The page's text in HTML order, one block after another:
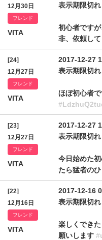
12月30日
フレンド
VITA
表示期限切れ
初心者です
非、依頼して
[24]
12月27日
フレンド
VITA
2017-12-27
表示期限切れ
ほぼ初心者
[23]
12月27日
フレンド
VITA
2017-12-27
表示期限切れ
今日始めた
たら猛者の
[22]
12月16日
フレンド
VITA
2017-12-16
表示期限切れ
楽しくでき
願いします